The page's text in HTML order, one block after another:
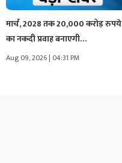
मार्च, 2028 तक 20,000 करोड़ रुपये
का नकदी प्रवाह बनाएगी…
Aug 09, 2026 | 04:31 PM